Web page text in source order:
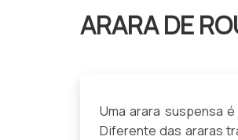
ARARA DE
Uma arara suspensa
Diferente das araras